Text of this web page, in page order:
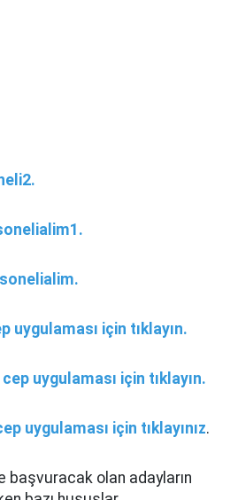
uygulaması için tıklayın.
cep uygulaması için tıklayın.
uygulaması için tıklayınız.
başvuracak olan adayların